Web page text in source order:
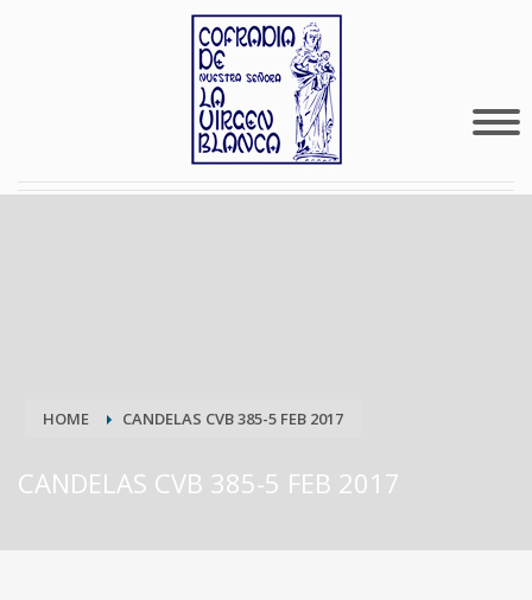
HOME CANDELAS CVB 385-5 FEB 2017
CANDELAS CVB 385-5 FEB 2017